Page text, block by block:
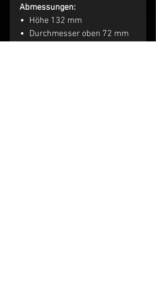
Abmessungen:
Höhe 132 mm
Durchmesser oben 72 mm